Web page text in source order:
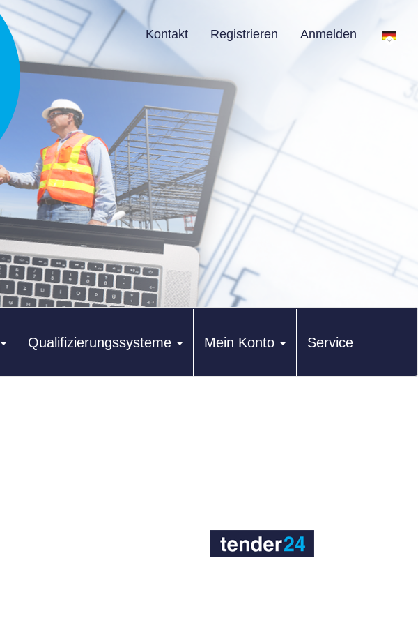
Kontakt Registrieren Anmelden
Qualifizierungssysteme Mein Konto Service